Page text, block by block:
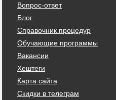
Вопрос-ответ
Блог
Справочник процедур
Обучающие программы
Вакансии
Хештеги
Карта сайта
Скидки в телеграм